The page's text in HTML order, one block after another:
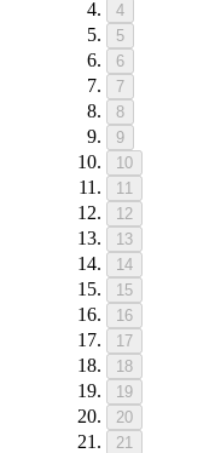
4
5
6
7
8
9
10
11
12
13
14
15
16
17
18
19
20
21